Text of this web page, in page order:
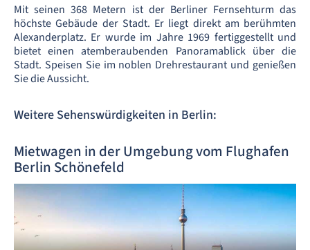
Mit seinen 368 Metern ist der Berliner Fernsehturm das
höchste Gebäude der Stadt. Er liegt direkt am berühmten
Alexanderplatz. Er wurde im Jahre 1969 fertiggestellt und
bietet einen atemberaubenden Panoramablick über die
Stadt. Speisen Sie im noblen Drehrestaurant und genießen
Sie die Aussicht.
Weitere Sehenswürdigkeiten in Berlin:
Mietwagen in der Umgebung vom Flughafen
Berlin Schönefeld